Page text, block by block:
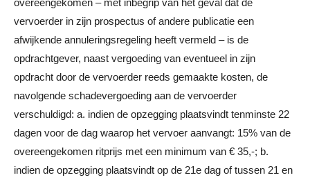
overeengekomen – met inbegrip van het geval dat de
vervoerder in zijn prospectus of andere publicatie een
afwijkende annuleringsregeling heeft vermeld – is de
opdrachtgever, naast vergoeding van eventueel in zijn
opdracht door de vervoerder reeds gemaakte kosten, de
navolgende schadevergoeding aan de vervoerder
verschuldigd: a. indien de opzegging plaatsvindt tenminste 22
dagen voor de dag waarop het vervoer aanvangt: 15% van de
overeengekomen ritprijs met een minimum van € 35,-; b.
indien de opzegging plaatsvindt op de 21e dag of tussen 21 en